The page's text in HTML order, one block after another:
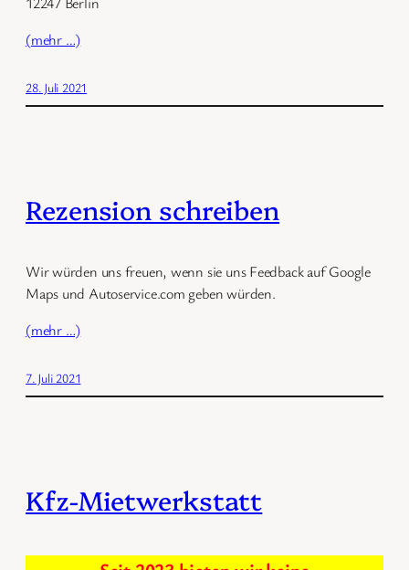
(mehr …)
28. Juli 2021
Rezension schreiben
Wir würden uns freuen, wenn sie uns Feedback auf Google
Maps und Autoservice.com geben würden.
(mehr …)
7. Juli 2021
Kfz-Mietwerkstatt